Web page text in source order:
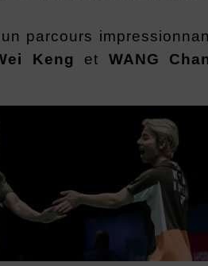
parcours
Keng et WANG